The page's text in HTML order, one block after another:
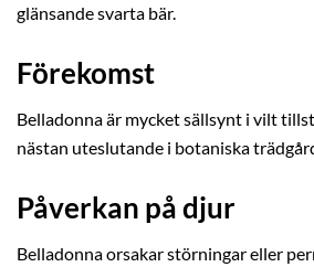
glänsande svarta bär.
Förekomst
Belladonna är mycket sällsynt i vilt
nästan uteslutande i botaniska
Påverkan på djur
Belladonna orsakar störningar eller